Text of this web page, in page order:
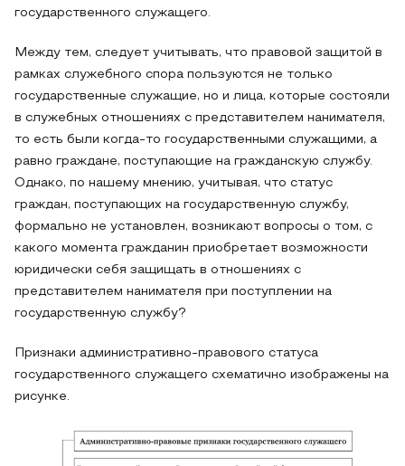
государственного служащего.
Между тем, следует учитывать, что правовой защитой в
рамках служебного спора пользуются не только
государственные служащие, но и лица, которые состояли
в служебных отношениях с представителем нанимателя,
то есть были когда-то государственными служащими, а
равно граждане, поступающие на гражданскую службу.
Однако, по нашему мнению, учитывая, что статус
граждан, поступающих на государственную службу,
формально не установлен, возникают вопросы о том, с
какого момента гражданин приобретает возможности
юридически себя защищать в отношениях с
представителем нанимателя при поступлении на
государственную службу?
Признаки административно-правового статуса
государственного служащего схематично изображены на
рисунке.